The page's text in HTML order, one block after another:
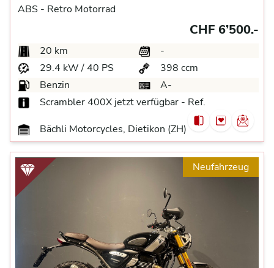
ABS - Retro Motorrad
CHF 6’500.-
20 km
-
29.4 kW / 40 PS
398 ccm
Benzin
A-
Scrambler 400X jetzt verfügbar - Ref.
Bächli Motorcycles, Dietikon (ZH)
Neufahrzeug